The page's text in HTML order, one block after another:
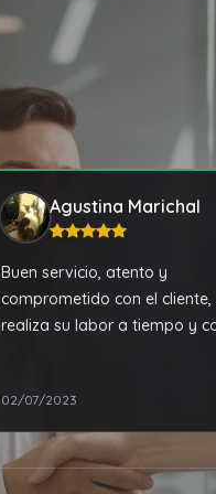
Agustina Marichal
Buen servicio, atento y
comprometido con el cliente,
realiza su labor a tiempo y
02/07/2023